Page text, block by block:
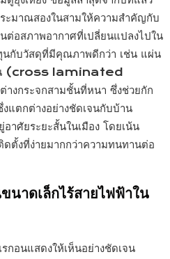
ะมาณสองในสามให้ความสำคัญกับ
ต่อสภาพอากาศที่เปลี่ยนแปลงไปใน
นกับวัสดุที่มีคุณภาพดีกว่า เช่น แผ่น
ชั้น (cross laminated
ระจกสามชั้นที่หนา ซึ่งช่วยกัก
แตกต่างอย่างชัดเจนกับบ้าน
าศัยระยะสั้นในเมือง โดยเน้น
ตั้งที่ง่ายมากกว่าความทนทานต่อ
าดเล็กไร้สายไฟฟ้าใน
กอนแสดงให้เห็นอย่างชัดเจน